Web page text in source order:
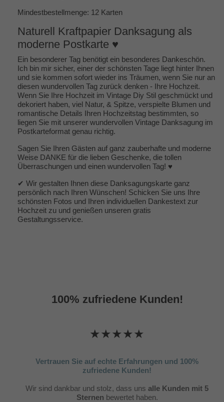
Mindestbestellmenge: 12 Karten
Naturell Kraftpapier Danksagung als
moderne Postkarte ♥
Ein besonderer Tag benötigt ein besonderes Dankeschön.
Ich bin mir sicher, einer der schönsten Tage liegt hinter Ihnen
und sie kommen sofort wieder ins Träumen, wenn Sie nur an
diesen wundervollen Tag zurück denken - Ihre Hochzeit.
Wenn Sie Ihre Hochzeit im Vintage Diy Stil geschmückt und
dekoriert haben, viel Natur, & Spitze, verspielte Blumen und
romantische Details Ihren Hochzeitstag bestimmten, so
liegen Sie mit unserer wundervollen Vintage Danksagung im
Postkarteformat genau richtig.
Sagen Sie Ihren Gästen auf ganz zauberhafte und moderne
Weise DANKE für die lieben Geschenke, die tollen
Überraschungen und einen wundervollen Tag! ♥
✔ Wir gestalten Ihnen diese Danksagungskarte ganz
persönlich nach Ihren Wünschen! Schicken Sie uns Ihre
schönsten Fotos und Ihren individuellen Dankestext zur
Hochzeit zu und genießen unseren gratis
Gestaltungsservice.
100% zufriedene Kunden!
★★★★★
Vertrauen Sie auf echte Erfahrungen und 100%
zufriedene Kunden!
Wir sind dankbar und stolz, dass uns alle Kunden mit 5
Sternen bewertet haben.